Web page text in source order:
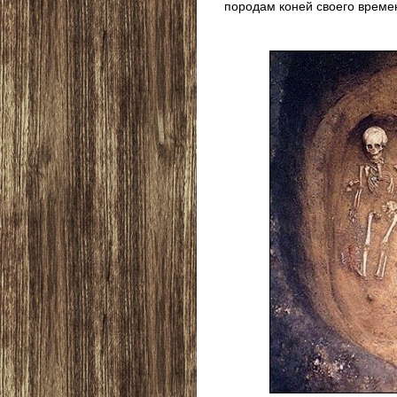
породам коней своего